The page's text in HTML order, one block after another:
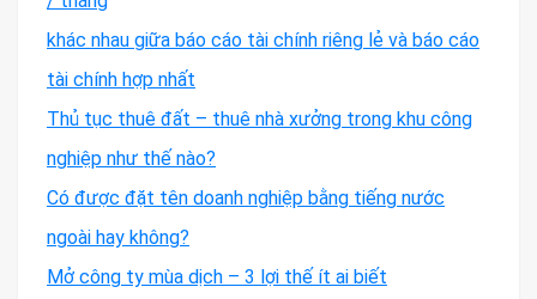
khác nhau giữa báo cáo tài chính riêng lẻ và báo cáo
tài chính hợp nhất
Thủ tục thuê đất – thuê nhà xưởng trong khu công
nghiệp như thế nào?
Có được đặt tên doanh nghiệp bằng tiếng nước
ngoài hay không?
Mở công ty mùa dịch – 3 lợi thế ít ai biết